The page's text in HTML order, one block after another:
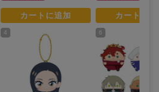
カートに追加
4
カートに
6